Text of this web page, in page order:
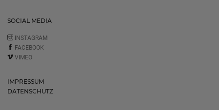
SOCIAL MEDIA
INSTAGRAM
FACEBOOK
VIMEO
IMPRESSUM
DATENSCHUTZ